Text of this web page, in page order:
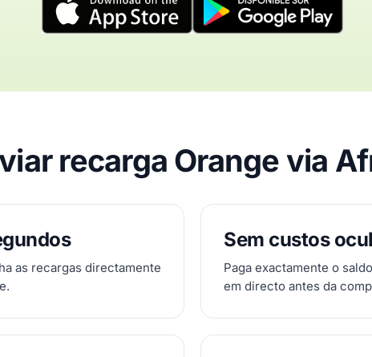
recarga Orange via
as recargas directamente
Sem custos
Paga exactamente o
em directo antes da